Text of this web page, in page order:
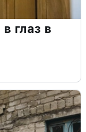
глаз в